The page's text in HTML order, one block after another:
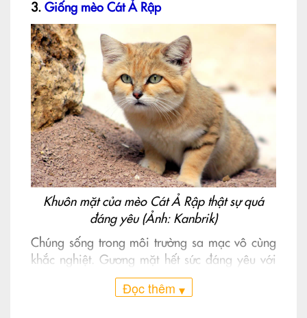
3. Giống mèo Cát Ả Rập
Khuôn mặt của mèo Cát Ả Rập thật sự quá
đáng yêu (Ảnh: Kanbrik)
Chúng sống trong môi trường sa mạc vô cùng
khắc nghiệt. Gương mặt hết sức đáng yêu với
màu lông vàng như cát để chúng có thể dễ
dàng ngụy trang khi săn mồi. Mèo cát Ả Rập
Đọc thêm ▾